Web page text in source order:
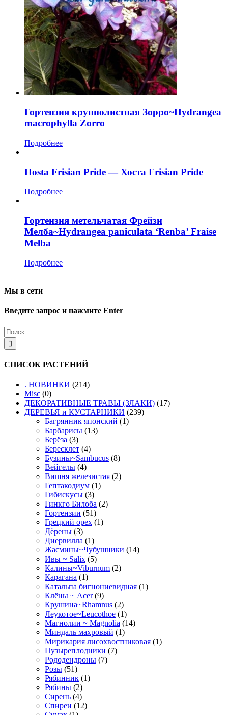
Гортензия крупнолистная Зорро~Hydrangea
macrophylla Zorro
Подробнее
Hosta Frisian Pride — Хоста Frisian Pride
Подробнее
Гортензия метельчатая Фрейзи
Мелба~Hydrangea paniculata ‘Renba’ Fraise
Melba
Подробнее
Мы в сети
Введите запрос и нажмите Enter
СПИСОК РАСТЕНИЙ
. НОВИНКИ (214)
Misc (0)
ДЕКОРАТИВНЫЕ ТРАВЫ (ЗЛАКИ) (17)
ДЕРЕВЬЯ и КУСТАРНИКИ (239)
Багрянник японский (1)
Барбарисы (13)
Берёза (3)
Бересклет (4)
Бузины~Sambucus (8)
Вейгелы (4)
Вишня железистая (2)
Гептакодиум (1)
Гибискусы (3)
Гинкго Билоба (2)
Гортензии (51)
Грецкий орех (1)
Дёрены (3)
Диервилла (1)
Жасмины~Чубушники (14)
Ивы ~ Salix (5)
Калины~Viburnum (2)
Карагана (1)
Катальпа бигнониевидная (1)
Клёны ~ Acer (9)
Крушина~Rhamnus (2)
Леукотое~Leucothoe (1)
Магнолии ~ Magnolia (14)
Миндаль махровый (1)
Мирикария лисохвостниковая (1)
Пузыреплодники (7)
Рододендроны (7)
Розы (51)
Рябинник (1)
Рябины (2)
Сирень (4)
Спиреи (12)